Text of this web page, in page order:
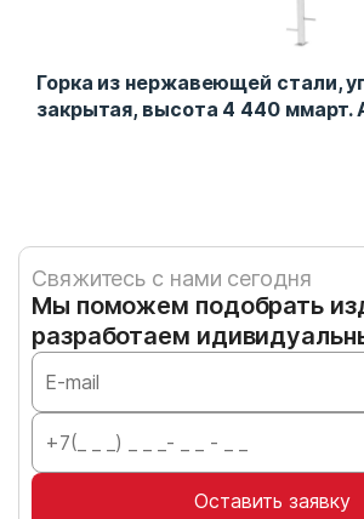
Горка из нержавеющей стали,
закрытая, высота 4 440 ммарт.
Свяжитесь с нами сегодня
Мы поможем подобрать
разработаем
Оставить заявку